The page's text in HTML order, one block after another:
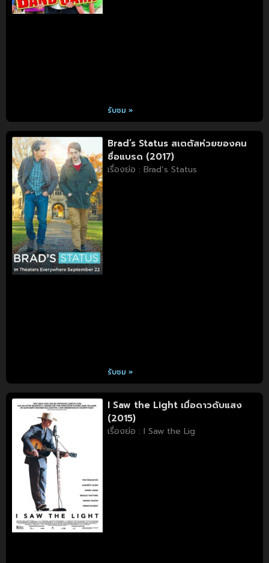
รับชม »
Brad’s Status สเตตัสห่วยของคน
ชื่อแบรด (2017)
เรื่องย่อ : Brad’s Status
รับชม »
I Saw the Light เมื่อดาวดับแสง
(2015)
เรื่องย่อ : I Saw the Lig